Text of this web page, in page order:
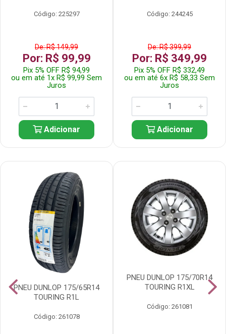
Código: 225297
De: R$ 149,99
Por: R$ 99,99
Pix 5% OFF R$ 94,99
ou em até 1x R$ 99,99 Sem
Juros
Adicionar
Código: 244245
De: R$ 399,99
Por: R$ 349,99
Pix 5% OFF R$ 332,49
ou em até 6x R$ 58,33 Sem
Juros
Adicionar
PNEU DUNLOP 175/65R14
TOURING R1L
Código: 261078
PNEU DUNLOP 175/70R14
TOURING R1XL
Código: 261081